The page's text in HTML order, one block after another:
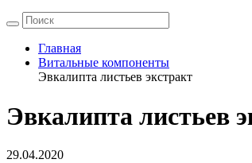
Главная
Витальные компоненты
Эвкалипта листьев экстракт
Эвкалипта листьев
29.04.2020